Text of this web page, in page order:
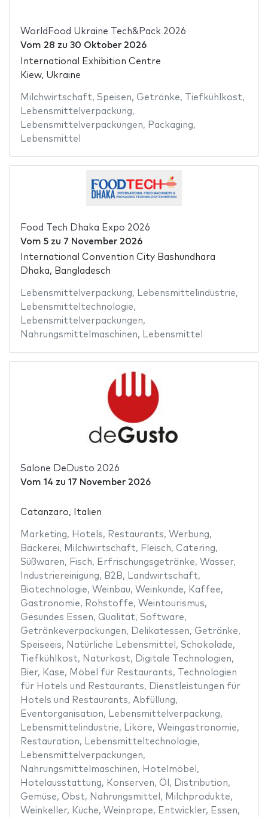
WorldFood Ukraine Tech&Pack 2026
Vom 28 zu 30 Oktober 2026
International Exhibition Centre
Kiew, Ukraine
Milchwirtschaft, Speisen, Getränke, Tiefkühlkost,
Lebensmittelverpackung,
Lebensmittelverpackungen, Packaging,
Lebensmittel
Food Tech Dhaka Expo 2026
Vom 5zu 7 November 2026
International Convention City Bashundhara
Dhaka, Bangladesch
Lebensmittelverpackung, Lebensmittelindustrie,
Lebensmitteltechnologie,
Lebensmittelverpackungen,
Nahrungsmittelmaschinen, Lebensmittel
Salone DeDusto 2026
Vom 14 zu 17 November 2026
Catanzaro, Italien
Marketing, Hotels, Restaurants, Werbung,
Bäckerei, Milchwirtschaft, Fleisch, Catering,
Süßwaren, Fisch, Erfrischungsgetränke, Wasser,
Industriereinigung, B2B, Landwirtschaft,
Biotechnologie, Weinbau, Weinkunde, Kaffee,
Gastronomie, Rohstoffe, Weintourismus,
Gesundes Essen, Qualität, Software,
Getränkeverpackungen, Delikatessen, Getränke,
Speiseeis, Natürliche Lebensmittel , Schokolade,
Tiefkühlkost, Naturkost, Digitale Technologien,
Bier, Käse, Möbel für Restaurants,
Technologien
für Hotels und Restaurants,
Dienstleistungen für
Hotels und Restaurants, Abfüllung,
Eventorganisation, Lebensmittelverpackung,
Lebensmittelindustrie, Liköre, Weingastronomie,
Restauration, Lebensmitteltechnologie,
Lebensmittelverpackungen,
Nahrungsmittelmaschinen, Hotelmöbel ,
Hotelausstattung, Konserven, Öl , Distribution,
Gemüse, Obst, Nahrungsmittel , Milchprodukte,
Weinkeller, Küche, Weinprope, Entwickler, Essen,